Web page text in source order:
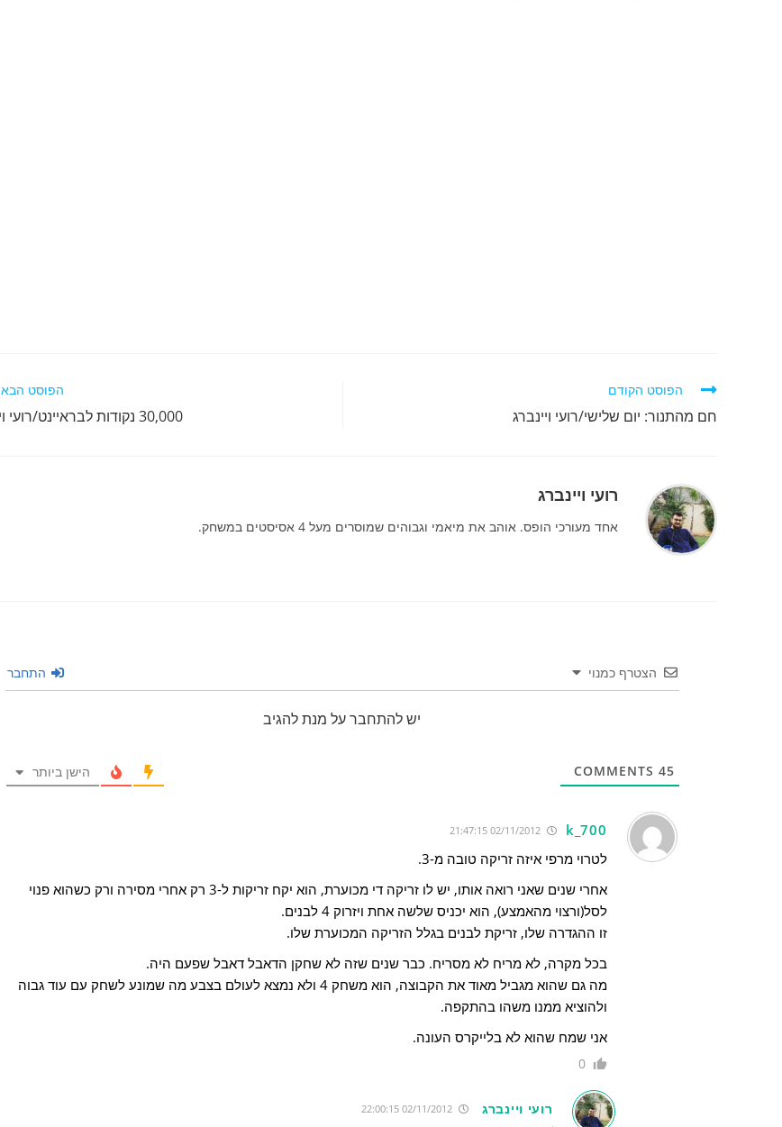
לקרוא
נוספים
הפוסט הקודם
חם מהתנור: יום שלישי/רועי ויינברג
הפוסט הבא
30,000 נקודות לבראיינט/רועי ויינברג
רועי ויינברג
אחד מעורכי הופס. אוהב את מיאמי וגבוהים שמוסרים מעל 4 אסיסטים במשחק.
הצטרף כמנוי התחבר
יש להתחבר על מנת להגיב
45 הישן ביותר
k_700
לטרוי מרפי איזה זריקה טובה מ-3.
אחרי שנים שאני רואה אותו, יש לו זריקה די מכוערת, הוא יקח זריקות ל-3 רק אחרי מסירה ורק כשהוא פנוי
לסל(ורצוי מהאמצע), הוא יכניס שלשה אחת ויזרוק 4 לבנים.
זו ההגדרה שלו, זריקת לבנים בגלל הזריקה המכוערת שלו.
בכל מקרה, לא מריח לא מסריח. כבר שנים שזה לא שחקן הדאבל דאבל שפעם היה.
מה גם שהוא מגביל מאוד את הקבוצה, הוא משחק 4 ולא נמצא לעולם בצבע מה שמונע לשחק עם עוד גבוה
ולהוציא ממנו משהו בהתקפה.
אני שמח שהוא לא בלייקרס העונה.
0
רועי ויינברג